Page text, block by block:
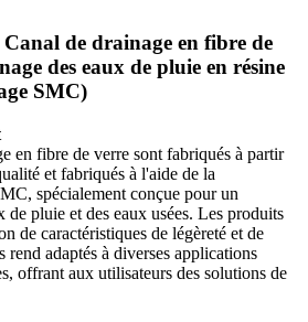
de drainage en fibre de
des eaux de pluie en résine
SMC)
en fibre de verre sont fabriqués à partir
et fabriqués à l'aide de la
spécialement conçue pour un
de pluie et des eaux usées. Les produits
de caractéristiques de légèreté et de
rend adaptés à diverses applications
offrant aux utilisateurs des solutions de